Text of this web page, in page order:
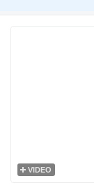
VIDEO